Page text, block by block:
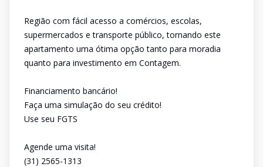
Região com fácil acesso a comércios, escolas,
supermercados e transporte público, tornando este
apartamento uma ótima opção tanto para moradia
quanto para investimento em Contagem.
Financiamento bancário!
Faça uma simulação do seu crédito!
Use seu FGTS
Agende uma visita!
(31) 2565-1313